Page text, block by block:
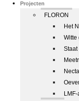
Projecten
FLORON
Het
Witte